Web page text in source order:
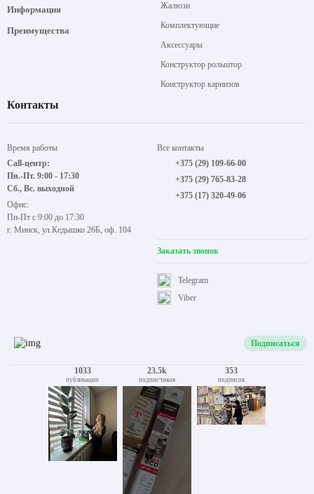
Информация
Преимущества
Жалюзи
Комплектующие
Аксессуары
Конструктор рольштор
Конструктор карнизов
Контакты
Время работы
Call-центр:
Пн.-Пт. 9:00 - 17:30
Сб., Вс. выходной
Офис:
Пн-Пт с 9:00 до 17:30
г. Минск, ул.Кедышко 26Б, оф. 104
Все контакты
+375 (29) 109-66-00
+375 (29) 765-83-28
+375 (17) 320-49-06
Заказать звонок
Viber
Telegram
Подписаться
1033
публикации
23.5k
подписчиков
353
подписок